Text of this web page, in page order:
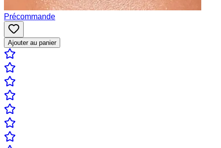
Précommande
Ajouter au panier